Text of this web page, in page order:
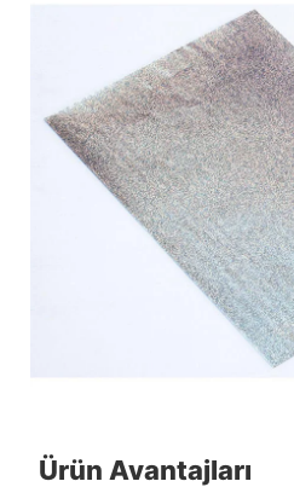
Ürün Avantajları